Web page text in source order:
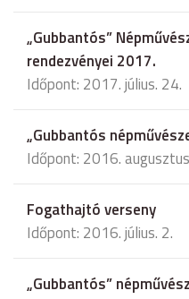
„Gubbantós”
rendezvényei 2017.
Időpont: 2017. július. 24.
„Gubbantós
Időpont: 2016.
Fogathajtó verseny
Időpont: 2016. július. 2.
„Gubbantós”